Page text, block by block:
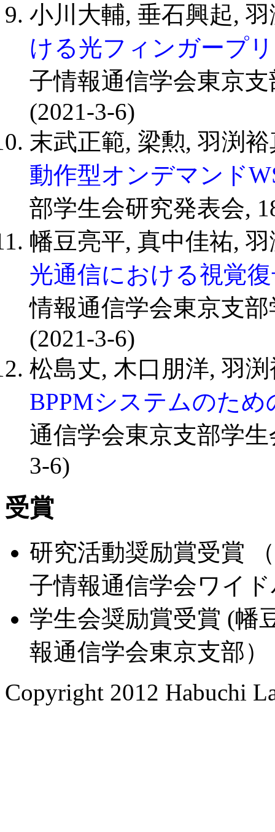
小川大輔, 垂石興起,
ける光フィンガープ
子情報通信学会東京
(2021-3-6)
末武正範, 梁勲, 羽渕
動作型オンデマンド
部学生会研究発表会,
幡豆亮平, 真中佳祐,
光通信における視覚
情報通信学会東京支
(2021-3-6)
松島丈, 木口朋洋, 羽
BPPMシステムのた
通信学会東京支部学
3-6)
受賞
研究活動奨励賞受賞
子情報通信学会ワイ
学生会奨励賞受賞 (幡
報通信学会東京支部）
Copyright 2012 Habuchi